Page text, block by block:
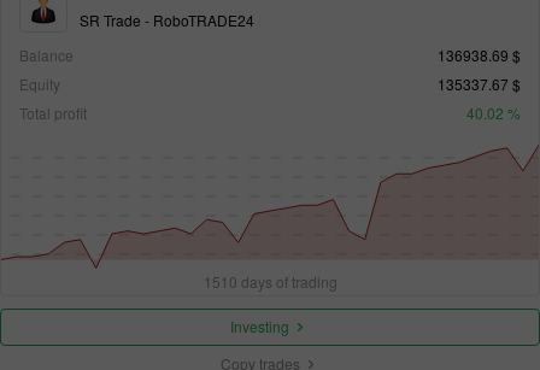
SR Trade - RoboTRADE24
Balance
136938.69 $
Equity
135337.67 $
Total profit
40.02 %
1510 days of trading
Investing
Copy trades